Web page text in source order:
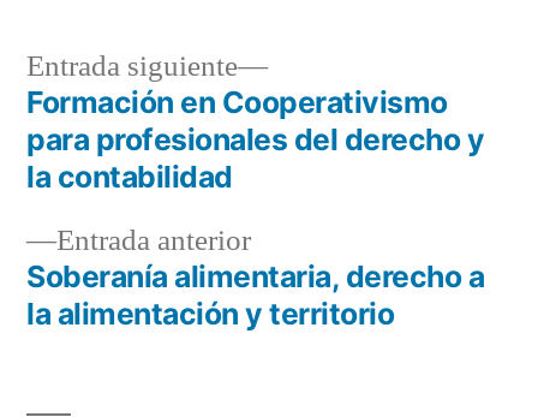
Navegación
de
entradas
Entrada anteriorEntrada
anterior:
Soberanía alimentaria, derecho a
la alimentación y territorio
Entrada siguiente
Entrada
siguiente:
Formación en Cooperativismo
para profesionales del derecho y
la contabilidad